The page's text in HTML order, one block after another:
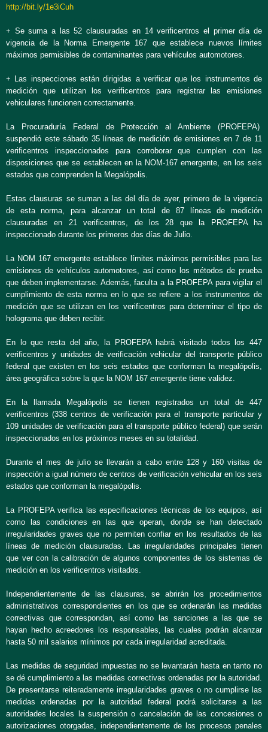
http://bit.ly/1e3iCuh
+ Se suma a las 52 clausuradas en 14 verificentros el primer día de
vigencia de la Norma Emergente 167 que establece nuevos límites
máximos permisibles de contaminantes para vehículos automotores.
+ Las inspecciones están dirigidas a verificar que los instrumentos de
medición que utilizan los verificentros para registrar las emisiones
vehiculares funcionen correctamente.
La Procuraduría Federal de Protección al Ambiente (PROFEPA)
suspendió este sábado 35 líneas de medición de emisiones en 7 de 11
verificentros inspeccionados para corroborar que cumplen con las
disposiciones que se establecen en la NOM-167 emergente, en los seis
estados que comprenden la Megalópolis.
Estas clausuras se suman a las del día de ayer, primero de la vigencia
de esta norma, para alcanzar un total de 87 líneas de medición
clausuradas en 21 verificentros, de los 28 que la PROFEPA ha
inspeccionado durante los primeros dos días de Julio.
La NOM 167 emergente establece límites máximos permisibles para las
emisiones de vehículos automotores, así como los métodos de prueba
que deben implementarse. Además, faculta a la PROFEPA para vigilar el
cumplimiento de esta norma en lo que se refiere a los instrumentos de
medición que se utilizan en los verificentros para determinar el tipo de
holograma que deben recibir.
En lo que resta del año, la PROFEPA habrá visitado todos los 447
verificentros y unidades de verificación vehicular del transporte público
federal que existen en los seis estados que conforman la megalópolis,
área geográfica sobre la que la NOM 167 emergente tiene validez.
En la llamada Megalópolis se tienen registrados un total de 447
verificentros (338 centros de verificación para el transporte particular y
109 unidades de verificación para el transporte público federal) que serán
inspeccionados en los próximos meses en su totalidad.
Durante el mes de julio se llevarán a cabo entre 128 y 160 visitas de
inspección a igual número de centros de verificación vehicular en los seis
estados que conforman la megalópolis.
La PROFEPA verifica las especificaciones técnicas de los equipos, así
como las condiciones en las que operan, donde se han detectado
irregularidades graves que no permiten confiar en los resultados de las
líneas de medición clausuradas. Las irregularidades principales tienen
que ver con la calibración de algunos componentes de los sistemas de
medición en los verificentros visitados.
Independientemente de las clausuras, se abrirán los procedimientos
administrativos correspondientes en los que se ordenarán las medidas
correctivas que correspondan, así como las sanciones a las que se
hayan hecho acreedores los responsables, las cuales podrán alcanzar
hasta 50 mil salarios mínimos por cada irregularidad acreditada.
Las medidas de seguridad impuestas no se levantarán hasta en tanto no
se dé cumplimiento a las medidas correctivas ordenadas por la autoridad.
De presentarse reiteradamente irregularidades graves o no cumplirse las
medidas ordenadas por la autoridad federal podrá solicitarse a las
autoridades locales la suspensión o cancelación de las concesiones o
autorizaciones otorgadas, independientemente de los procesos penales